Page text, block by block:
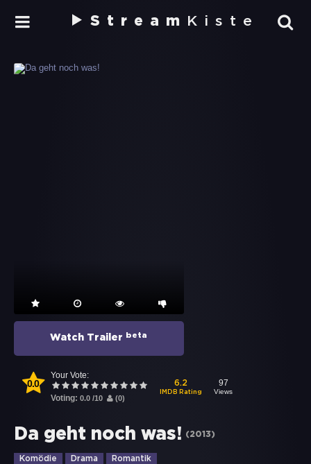
Stream Kiste
Watch Trailer beta
0.0
Your Vote:
Voting: 0.0 /10 (0)
6.2
IMDB Rating
97
Views
Da geht noch was! (2013)
Komödie Drama Romantik